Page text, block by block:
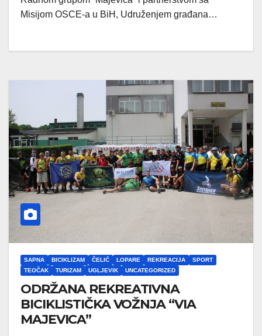
Misijom OSCE-a u BiH, Udruženjem građana…
SAPNA BICIKLIZAM ČELIĆ LOPARE REKREACIJA
SPORT
TEOČAK
TURIZAM UGLJEVIK UNCATEGORIZED
ODRŽANA REKREATIVNA
BICIKLISTIČKA VOŽNJA “VIA
MAJEVICA”